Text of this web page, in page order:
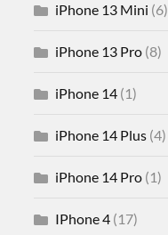
iPhone 13 Mini (6)
iPhone 13 Pro (8)
iPhone 14 (1)
iPhone 14 Plus (4)
iPhone 14 Pro (1)
IPhone 4 (17)